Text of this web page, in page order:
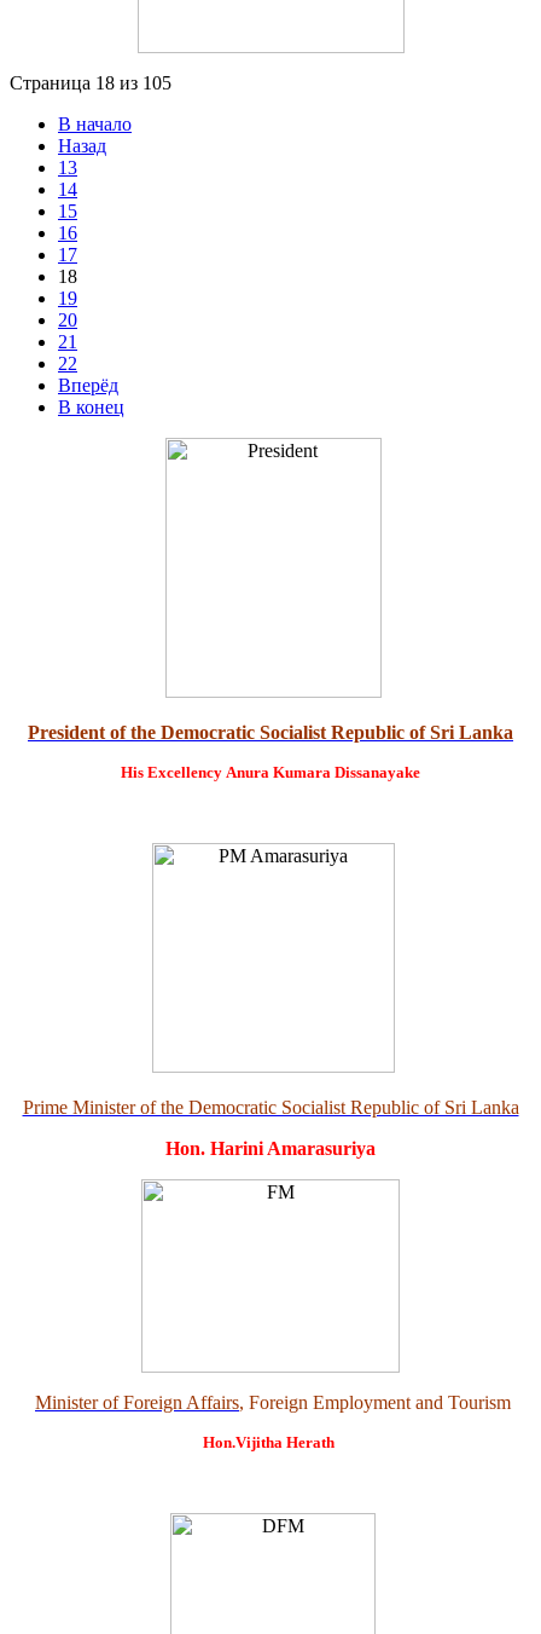
Страница 18 из 105
В начало
Назад
13
14
15
16
17
18
19
20
21
22
Вперёд
В конец
President of the Democratic Socialist Republic of Sri Lanka
His Excellency Anura Kumara Dissanayake
Prime Minister of the Democratic Socialist Republic of Sri Lanka
Hon. Harini Amarasuriya
Minister of Foreign Affairs, Foreign Employment and Tourism
Hon.Vijitha Herath